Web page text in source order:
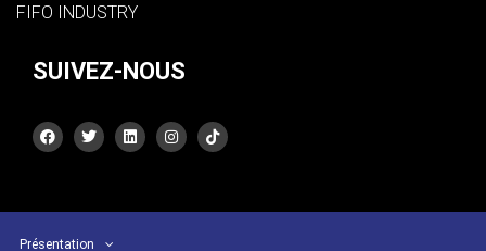
FIFO INDUSTRY
SUIVEZ-NOUS
Présentation